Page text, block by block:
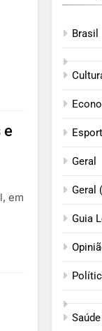
e
em
Brasil
Geral
Geral
Guia